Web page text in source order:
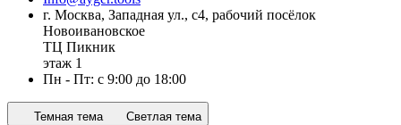
г. Москва, Западная ул., с4, рабочий посёлок
Новоивановское
ТЦ Пикник
этаж 1
Пн - Пт: с 9:00 до 18:00
Темная тема Светлая тема